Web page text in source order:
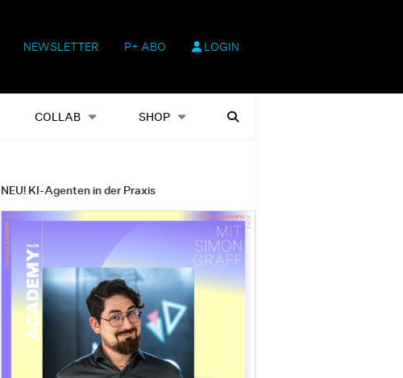
NEWSLETTER P+ ABO LOGIN
COLLAB SHOP
Shop Heftausgaben Suchen
NEU! KI-Agenten in der Praxis